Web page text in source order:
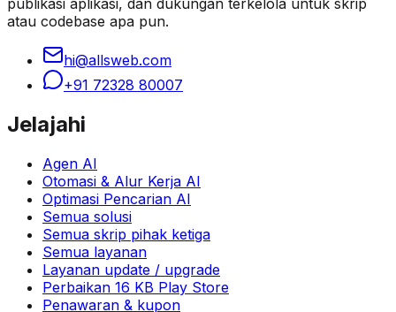
atau codebase apa pun.
hi@allsweb.com
+91 72328 80007
Jelajahi
Agen AI
Otomasi & Alur Kerja AI
Optimasi Pencarian AI
Semua solusi
Semua skrip pihak ketiga
Semua layanan
Layanan update / upgrade
Perbaikan 16 KB Play Store
Penawaran & kupon